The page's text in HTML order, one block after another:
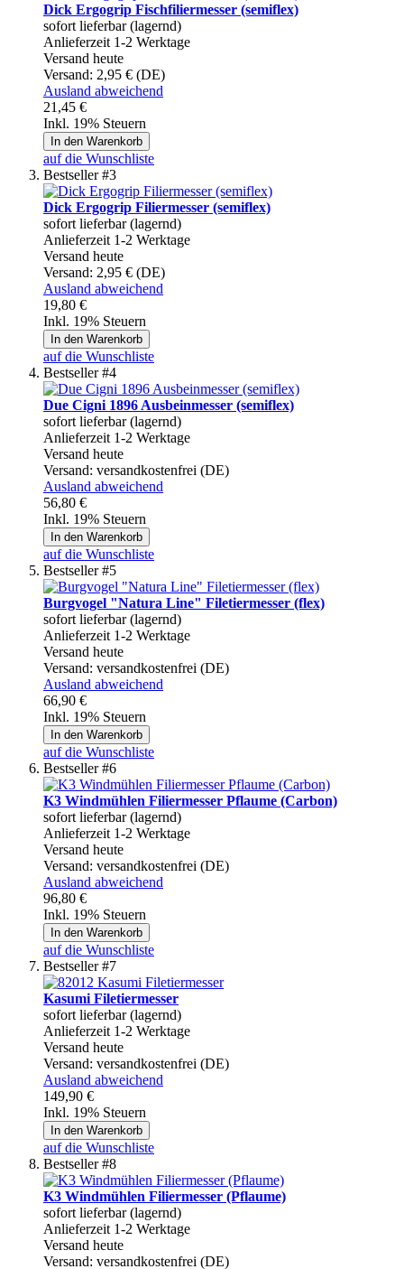
Dick Ergogrip Fischfiliermesser (semiflex)
sofort lieferbar (lagernd)
Anlieferzeit 1-2 Werktage
Versand heute
Versand: 2,95 € (DE)
Ausland abweichend
21,45 €
Inkl. 19% Steuern
In den Warenkorb
auf die Wunschliste
Bestseller #3
Dick Ergogrip Filiermesser (semiflex)
sofort lieferbar (lagernd)
Anlieferzeit 1-2 Werktage
Versand heute
Versand: 2,95 € (DE)
Ausland abweichend
19,80 €
Inkl. 19% Steuern
In den Warenkorb
auf die Wunschliste
Bestseller #4
Due Cigni 1896 Ausbeinmesser (semiflex)
sofort lieferbar (lagernd)
Anlieferzeit 1-2 Werktage
Versand heute
Versand: versandkostenfrei (DE)
Ausland abweichend
56,80 €
Inkl. 19% Steuern
In den Warenkorb
auf die Wunschliste
Bestseller #5
Burgvogel "Natura Line" Filetiermesser (flex)
sofort lieferbar (lagernd)
Anlieferzeit 1-2 Werktage
Versand heute
Versand: versandkostenfrei (DE)
Ausland abweichend
66,90 €
Inkl. 19% Steuern
In den Warenkorb
auf die Wunschliste
Bestseller #6
K3 Windmühlen Filiermesser Pflaume (Carbon)
sofort lieferbar (lagernd)
Anlieferzeit 1-2 Werktage
Versand heute
Versand: versandkostenfrei (DE)
Ausland abweichend
96,80 €
Inkl. 19% Steuern
In den Warenkorb
auf die Wunschliste
Bestseller #7
Kasumi Filetiermesser
sofort lieferbar (lagernd)
Anlieferzeit 1-2 Werktage
Versand heute
Versand: versandkostenfrei (DE)
Ausland abweichend
149,90 €
Inkl. 19% Steuern
In den Warenkorb
auf die Wunschliste
Bestseller #8
K3 Windmühlen Filiermesser (Pflaume)
sofort lieferbar (lagernd)
Anlieferzeit 1-2 Werktage
Versand heute
Versand: versandkostenfrei (DE)